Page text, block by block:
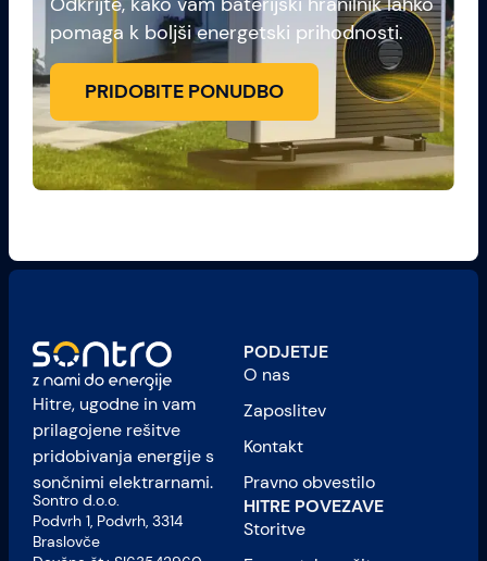
pomaga k boljši energetski prihodnosti.
PRIDOBITE PONUDBO
Hitre, ugodne in vam
prilagojene rešitve
pridobivanja energije s
sončnimi elektrarnami.
Sontro d.o.o.
Podvrh 1, Podvrh, 3314
Braslovče
PODJETJE
O nas
Zaposlitev
Kontakt
Pravno obvestilo
HITRE POVEZAVE
Storitve